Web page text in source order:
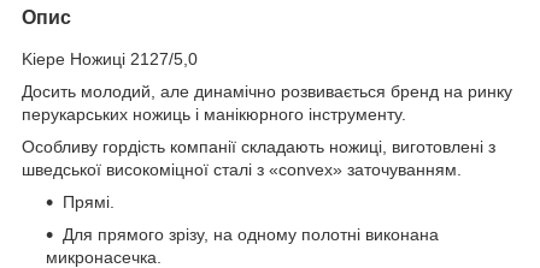
Опис
Kiepe Ножиці 2127/5,0
Досить молодий, але динамічно розвивається бренд на ринку
перукарських ножиць і манікюрного інструменту.
Особливу гордість компанії складають ножиці, виготовлені з
шведської високоміцної сталі з «convex» заточуванням.
Прямі.
Для прямого зрізу, на одному полотні виконана
микронасечка.